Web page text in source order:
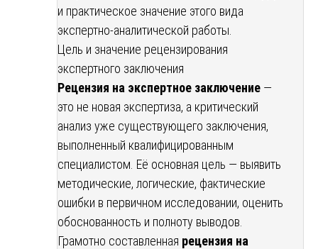
и практическое значение этого вида
экспертно-аналитической работы.
Цель и значение рецензирования
экспертного заключения
Рецензия на экспертное заключение —
это не новая экспертиза, а критический
анализ уже существующего заключения,
выполненный квалифицированным
специалистом. Её основная цель — выявить
методические, логические, фактические
ошибки в первичном исследовании, оценить
обоснованность и полноту выводов.
Грамотно составленная рецензия на